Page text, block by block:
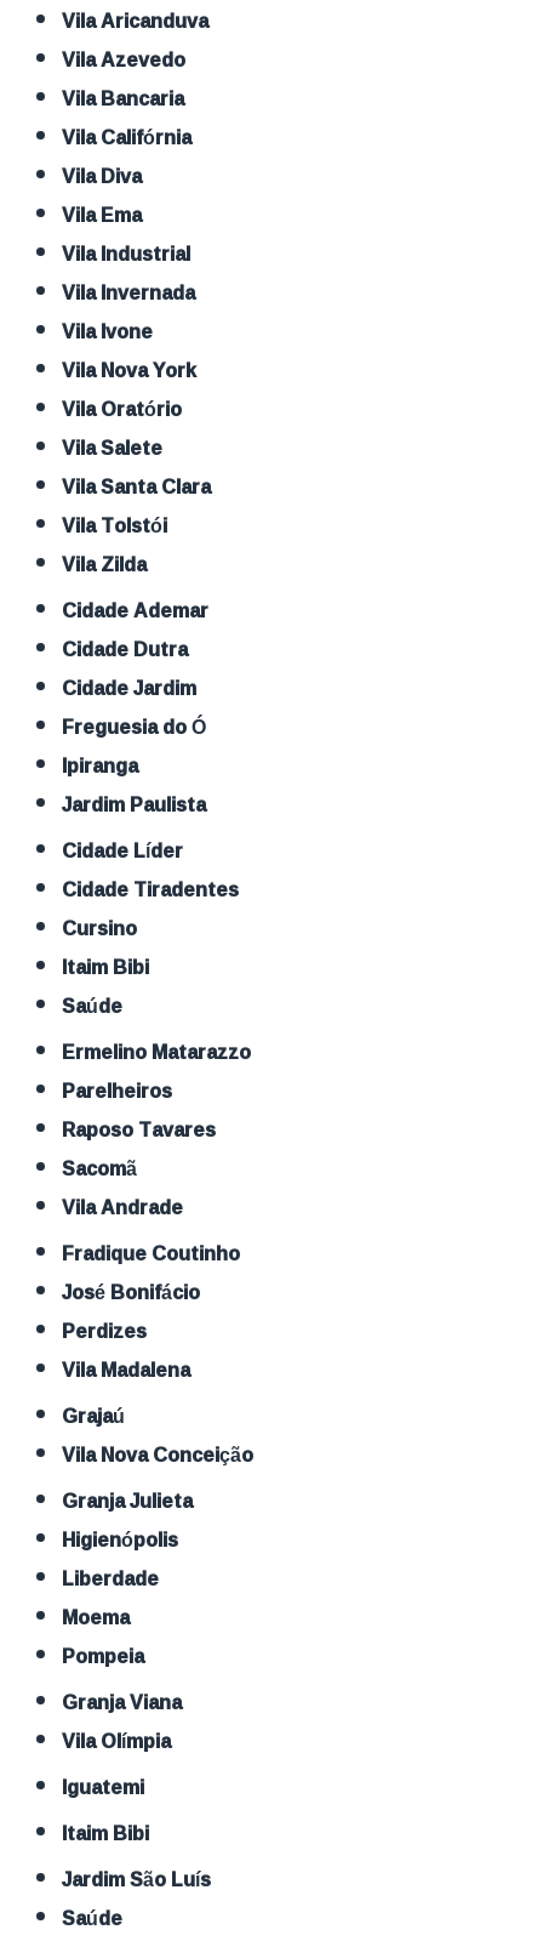
Vila Aricanduva
Vila Azevedo
Vila Bancaria
Vila Califórnia
Vila Diva
Vila Ema
Vila Industrial
Vila Invernada
Vila Ivone
Vila Nova York
Vila Oratório
Vila Salete
Vila Santa Clara
Vila Tolstói
Vila Zilda
Cidade Ademar
Cidade Dutra
Cidade Jardim
Freguesia do Ó
Ipiranga
Jardim Paulista
Cidade Líder
Cidade Tiradentes
Cursino
Itaim Bibi
Saúde
Ermelino Matarazzo
Parelheiros
Raposo Tavares
Sacomã
Vila Andrade
Fradique Coutinho
José Bonifácio
Perdizes
Vila Madalena
Grajaú
Vila Nova Conceição
Granja Julieta
Higienópolis
Liberdade
Moema
Pompeia
Granja Viana
Vila Olímpia
Iguatemi
Itaim Bibi
Jardim São Luís
Saúde